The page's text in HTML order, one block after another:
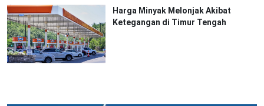
Harga Minyak Melonjak Akibat
Ketegangan di Timur Tengah